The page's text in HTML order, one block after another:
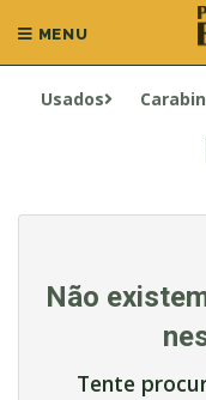
MENU
Usados
Não
Tente